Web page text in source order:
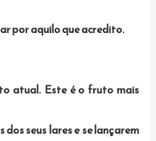
por aquilo que acredito.
atual. Este é o fruto mais
seus lares e se lançarem